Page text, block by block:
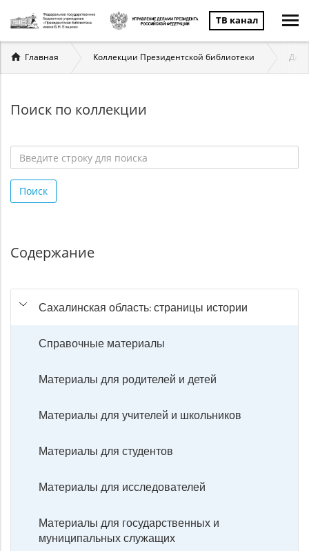
ТВ канал
Вы
здесь
Главная Коллекции Президентской библиотеки
Поиск по коллекции
строку
для
Поиск
Содержание
Сахалинская область: страницы истории
Справочные материалы
Материалы для родителей и детей
Материалы для учителей и школьников
Материалы для студентов
Материалы для исследователей
Материалы для государственных и
муниципальных служащих